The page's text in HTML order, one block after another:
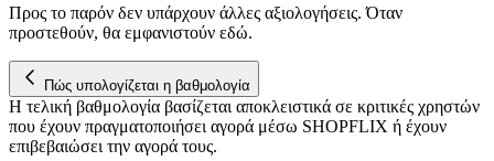
Προς το παρόν δεν υπάρχουν άλλες αξιολογήσεις. Όταν
προστεθούν, θα εμφανιστούν εδώ.
Πώς υπολογίζεται η βαθμολογία
Η τελική βαθμολογία βασίζεται αποκλειστικά σε κριτικές χρηστών
που έχουν πραγματοποιήσει αγορά μέσω SHOPFLIX ή έχουν
επιβεβαιώσει την αγορά τους.